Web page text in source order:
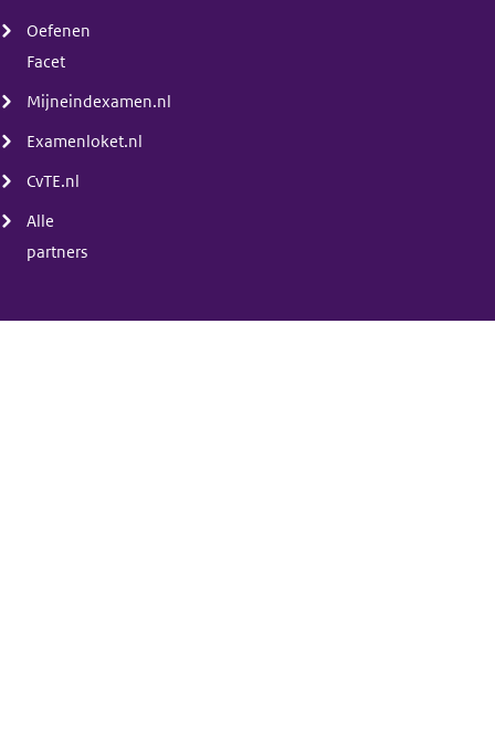
Oefenen
Facet
Mijneindexamen.nl
Examenloket.nl
CvTE.nl
Alle
partners